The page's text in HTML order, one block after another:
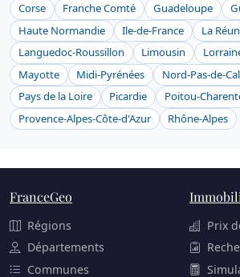
Corse
Franche Comté Guadeloupe
Haute Normandie
Ile-de-France
La
Languedoc-Roussillon
Limousin
Mayotte
Midi-Pyrénées
Nord-Pas-de-
Pays de la Loire
Picardie
Poitou-
Provence-Alpes-Côte-d'Azur
Rhône-Alpes
FranceGeo
Régions
Départements
Communes
Prix